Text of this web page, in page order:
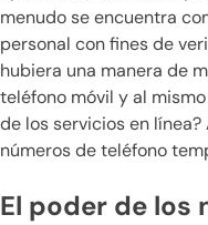
menudo se encuentra
personal con fines de
hubiera una manera de
teléfono móvil y al
de los servicios en
números de teléfono
El poder de los